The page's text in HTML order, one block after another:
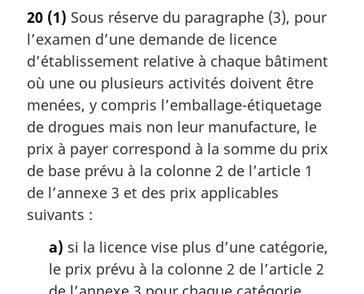
t
e
m
a
g
i
n
a
e
:
20 (1) Sous réserve du paragraphe (3), pour
l’examen d’une demande de licence
d’établissement relative à chaque bâtiment
où une ou plusieurs activités doivent être
menées, y compris l’emballage-étiquetage
de drogues mais non leur manufacture, le
prix à payer correspond à la somme du prix
de base prévu à la colonne 2 de l’article 1
de l’annexe 3 et des prix applicables
suivants :
a) si la licence vise plus d’une catégorie,
le prix prévu à la colonne 2 de l’article 2